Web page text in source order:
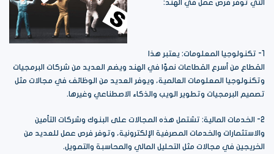
التي توفر فرص عمل في الهند:
1- تكنولوجيا المعلومات: يعتبر هذا
القطاع من أسرع القطاعات نموًا في الهند ويضم العديد من شركات البرمجيات
وتكنولوجيا المعلومات العالمية، ويوفر العديد من الوظائف في مجالات مثل
تصميم البرمجيات وتطوير الويب والذكاء الاصطناعي وغيرها.
2- الخدمات المالية: تشتمل هذه المجالات على البنوك وشركات التأمين
والاستثمارات والخدمات المصرفية الإلكترونية، وتوفر فرص عمل للعديد من
الخريجين في مجالات مثل التحليل المالي والمحاسبة والتمويل.